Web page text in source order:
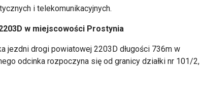
i telekomunikacyjnych.
w miejscowości Prostynia
jezdni drogi powiatowej 2203D długości 736m w
odcinka rozpoczyna się od granicy działki nr 101/2,